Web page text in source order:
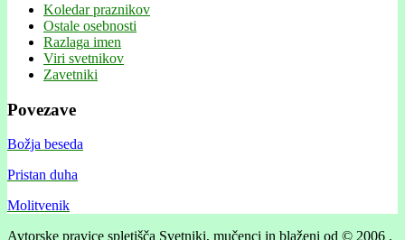
Koledar praznikov
Ostale osebnosti
Razlaga imen
Viri svetnikov
Zavetniki
Povezave
Božja beseda
Pristan duha
Molitvenik
Avtorske pravice spletišča Svetniki, mučenci in blaženi od © 2006 .